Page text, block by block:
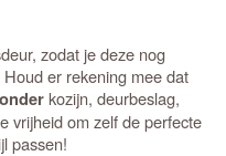
zodat je deze nog
er rekening mee dat
kozijn, deurbeslag,
vrijheid om zelf de perfecte
passen!